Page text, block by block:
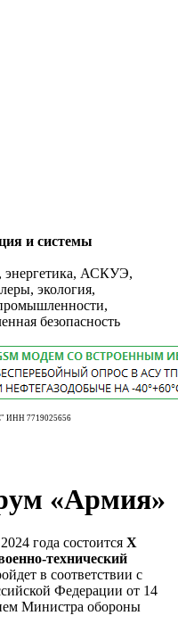
и системы
АСКУЭ,
экология,
безопасность
ИНН 7719025656
«Армия»
года состоится X
технический
в соответствии с
Федерации от 14
Министра обороны